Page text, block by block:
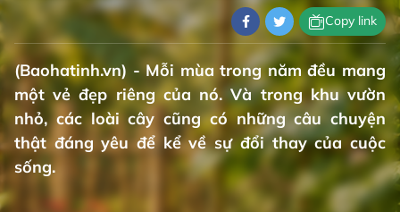
Copy link
(Baohatinh.vn) - Mỗi mùa trong năm đều mang
một vẻ đẹp riêng của nó. Và trong khu vườn
nhỏ, các loài cây cũng có những câu chuyện
thật đáng yêu để kể về sự đổi thay của cuộc
sống.